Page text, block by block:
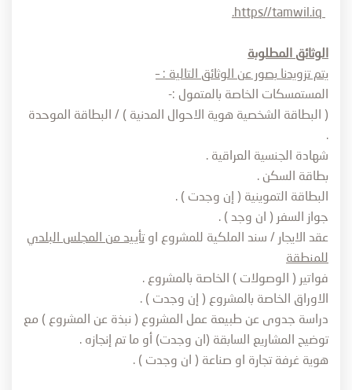
https//tamwil.iq
.
الوثائق المطلوبة
يتم تزويدنا بصور عن الوثائق التالية : –
المستمسكات الخاصة بالمتمول :-
( البطاقة الشخصية هوية الاحوال المدنية ) / البطاقة الموحدة
.
شهادة الجنسية العراقية .
بطاقة السكن .
البطاقة التموينية ( إن وجدت ) .
جواز السفر ( ان وجد ) .
عقد الايجار / سند الملكية للمشروع اوتأييد من المجلس البلدي
للمنطقة
فواتير ( الوصولات ) الخاصة بالمشروع .
الاوراق الخاصة بالمشروع ( إن وجدت ) .
دراسة جدوى عن طبيعة عمل المشروع ( نبذة عن المشروع ) مع
توضيح المشاريع السابقة (ان وجدت) أو ما تم إنجازه .
هوية غرفة تجارة او صناعة ( ان وجدت ) .